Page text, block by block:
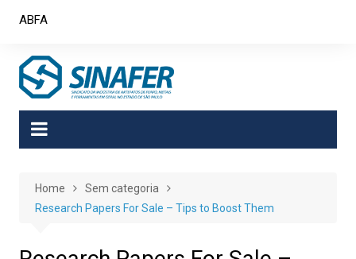
ABFA
Home
Sem categoria
Research Papers For Sale – Tips to Boost Them